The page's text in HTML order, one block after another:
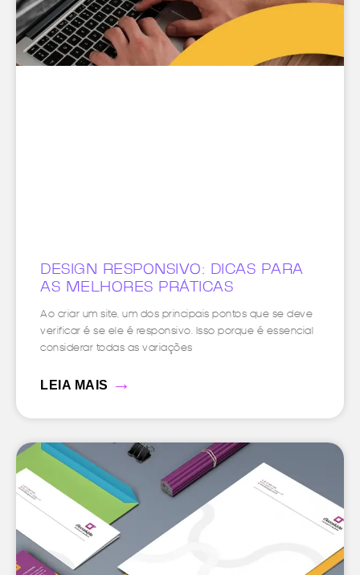
DESIGN RESPONSIVO: DICAS PARA
AS MELHORES PRÁTICAS
Ao criar um site, um dos principais pontos que se deve
verificar é se ele é responsivo. Isso porque é essencial
considerar todas as variações
LEIA MAIS →